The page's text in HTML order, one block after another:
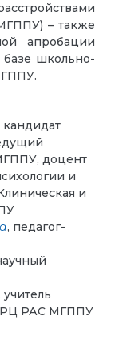
– также
апробации
базе школьно-
кандидат
доцент
и
и
, педагог-
учитель
РАС МГППУ